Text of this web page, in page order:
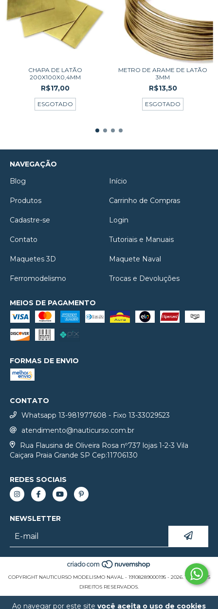
Ao navegar por este site você aceita o uso de cookies
CHAPA DE LATÃO
200X100X0,4MM
R$17,00
ESGOTADO
METRO DE ARAME DE LATÃO
3MM
R$13,50
ESGOTADO
NAVEGAÇÃO
Blog
Início
Produtos Carrinho de Compras
Cadastre-se Login
Contato Tutoriais e Manuais
Maquetes 3D Maquete Naval
Ferromodelismo Trocas e Devoluções
MEIOS DE PAGAMENTO
FORMAS DE ENVIO
CONTATO
Whatsapp 13-981977608 - Fixo 13-33029523
atendimento@nauticurso.com.br
Rua Flausina de Oliveira Rosa nº737 lojas 1-2-3 Vila
Caiçara Praia Grande SP Cep:11706130
REDES SOCIAIS
NEWSLETTER
COPYRIGHT NAUTICURSO MODELISMO NAVAL - 19108289000195 - 2026. TODOS OS
DIREITOS RESERVADOS.